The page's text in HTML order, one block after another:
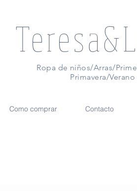
Ropa de niños/Arras/
Primavera/Verano
Como comprar Contacto